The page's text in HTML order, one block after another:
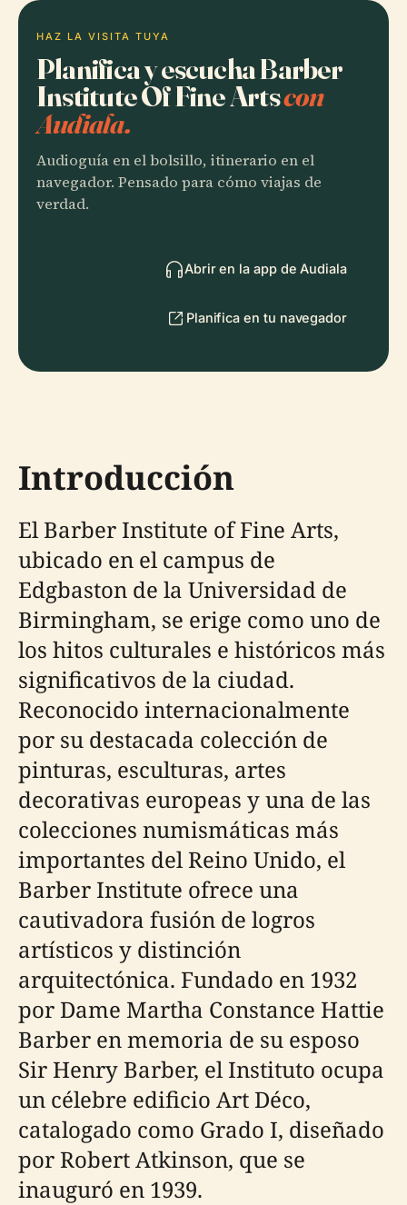
HAZ LA VISITA TUYA
Planifica y escucha Barber
Institute Of Fine Artscon
Audiala.
Audioguía en el bolsillo, itinerario en el
navegador. Pensado para cómo viajas de
verdad.
Abrir en la app de Audiala
Planifica en tu navegador
Introducción
El Barber Institute of Fine Arts,
ubicado en el campus de
Edgbaston de la Universidad de
Birmingham, se erige como uno de
los hitos culturales e históricos más
significativos de la ciudad.
Reconocido internacionalmente
por su destacada colección de
pinturas, esculturas, artes
decorativas europeas y una de las
colecciones numismáticas más
importantes del Reino Unido, el
Barber Institute ofrece una
cautivadora fusión de logros
artísticos y distinción
arquitectónica. Fundado en 1932
por Dame Martha Constance Hattie
Barber en memoria de su esposo
Sir Henry Barber, el Instituto ocupa
un célebre edificio Art Déco,
catalogado como Grado I, diseñado
por Robert Atkinson, que se
inauguró en 1939.